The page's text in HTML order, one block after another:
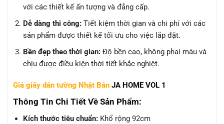
với các thiết kế ấn tượng và đẳng cấp.
Dễ dàng thi công:Tiết kiệm thời gian và chi phí với các
sản phẩm được thiết kế tối ưu cho việc lắp đặt.
Bền đẹp theo thời gian:Độ bền cao, không phai màu và
chịu được điều kiện thời tiết khắc nghiệt.
Giá giấy dán tường Nhật Bản JA HOME VOL 1
Thông Tin Chi Tiết Về Sản Phẩm:
Kích thước tiêu chuẩn:Khổ rộng 92cm